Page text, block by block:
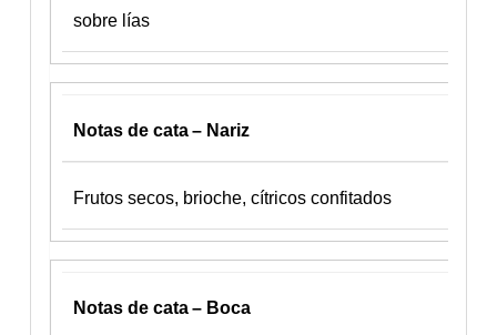
sobre lías
Notas de cata – Nariz
Frutos secos, brioche, cítricos confitados
Notas de cata – Boca